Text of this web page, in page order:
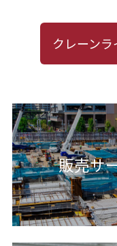
クレーン
販売サ